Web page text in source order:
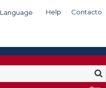
Language Help Contacto